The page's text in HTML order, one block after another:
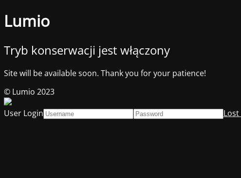
Lumio
Tryb konserwacji jest włączony
Site will be available soon. Thank you for your patience!
© Lumio 2023
User Login